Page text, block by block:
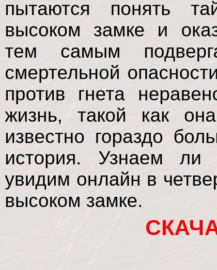
пытаются понять
высоком замке и
тем самым
смертельной
против гнета
жизнь, такой как
известно гораздо
история. Узнаем
увидим онлайн в
высоком замке.